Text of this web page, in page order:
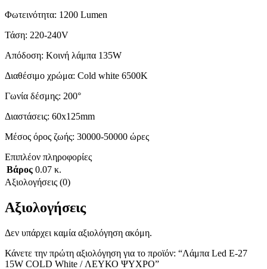
Φωτεινότητα: 1200 Lumen
Τάση: 220-240V
Απόδοση: Κοινή λάμπα 135W
Διαθέσιμο χρώμα: Cold white 6500K
Γωνία δέσμης: 200°
Διαστάσεις: 60x125mm
Μέσος όρος ζωής: 30000-50000 ώρες
Επιπλέον πληροφορίες
Βάρος 0.07 κ.
Αξιολογήσεις (0)
Αξιολογήσεις
Δεν υπάρχει καμία αξιολόγηση ακόμη.
Κάνετε την πρώτη αξιολόγηση για το προϊόν: “Λάμπα Led E-27
15W COLD White / ΛΕΥΚΟ ΨΥΧΡΟ”